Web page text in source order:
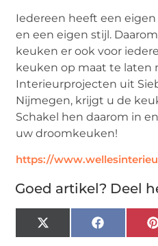
Iedereen heeft een
en een eigen stijl.
keuken er ook voor
keuken op maat te laten
Interieurprojecten uit
Nijmegen, krijgt u de
Schakel hen daarom in
uw droomkeuken!
https://
Goed artikel? Deel
X
(Twitter)
Facebook